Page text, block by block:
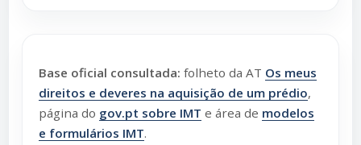
Base oficial consultada: folheto da AT Os meus
direitos e deveres na aquisição de um prédio,
página do gov.pt sobre IMT e área de modelos
e formulários IMT.